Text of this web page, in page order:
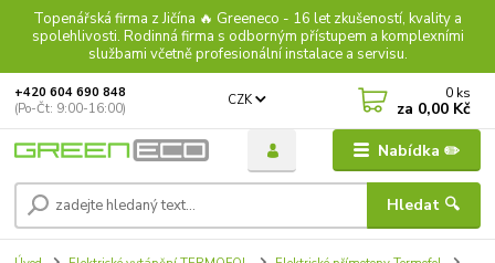
Topenářská firma z Jičína 🔥 Greeneco - 16 let zkušeností, kvality a
spolehlivosti. Rodinná firma s odborným přístupem a komplexními
službami včetně profesionální instalace a servisu.
Nabídka ✏️
CZK
Hledat 🔍
+420 604 690 848
(Po-Čt: 9:00-16:00)
0 ks
za 0,00 Kč